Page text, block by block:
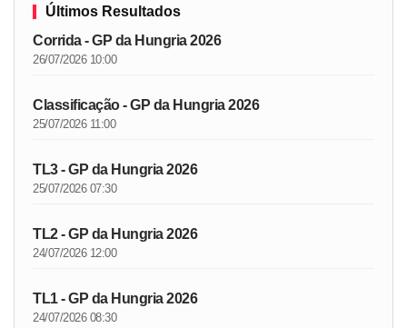
Últimos Resultados
Corrida - GP da Hungria 2026
26/07/2026 10:00
Classificação - GP da Hungria 2026
25/07/2026 11:00
TL3 - GP da Hungria 2026
25/07/2026 07:30
TL2 - GP da Hungria 2026
24/07/2026 12:00
TL1 - GP da Hungria 2026
24/07/2026 08:30